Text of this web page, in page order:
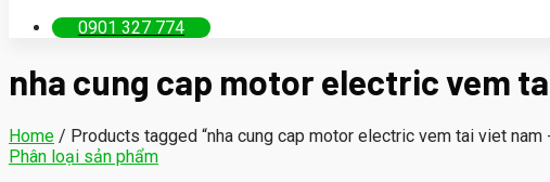
0901 327 774
nha cung cap motor electric vem
Home / Products tagged “nha cung cap motor electric vem tai viet nam
Phân loại sản phẩm